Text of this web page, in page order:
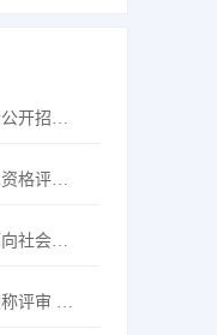
关于调整长春新区面向社会公开招聘工作人员笔试形式为线上笔试的通知
2022年度长春新区专业技术资格评审委员会机械、建筑工程专业评审拟通过人员名单公示
关于发布2022年长春新区面向社会公开招聘卫生系统工作人员笔试成绩的公告
长春新区机械、建筑工程职称评审 视频答辩通知